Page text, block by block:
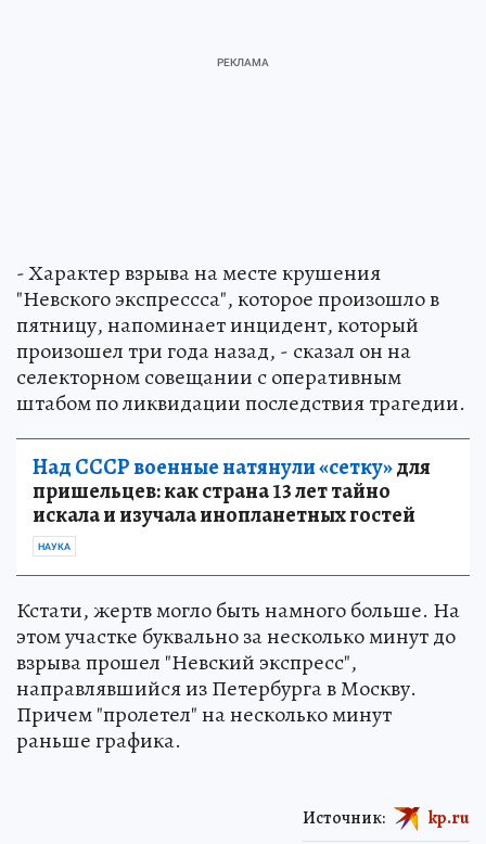
- Характер взрыва на месте крушения
"Невского экспрессса", которое произошло в
пятницу, напоминает инцидент, который
произошел три года назад, - сказал он на
селекторном совещании с оперативным
штабом по ликвидации последствия трагедии.
Над СССР военные натянули «сетку»для
пришельцев: как страна 13 лет тайно
искала и изучала инопланетных гостей
НАУКА
Кстати, жертв могло быть намного больше. На
этом участке буквально за несколько минут до
взрыва прошел "Невский экспресс",
направлявшийся из Петербурга в Москву.
Причем "пролетел" на несколько минут
раньше графика.
Источник: kp.ru